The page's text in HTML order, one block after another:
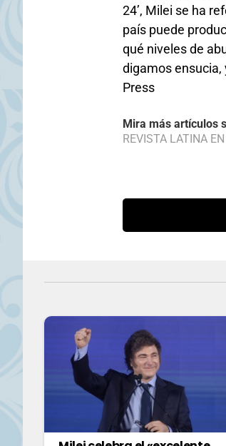
24’, Milei se ha
país puede
qué niveles de
digamos ensucia,
Press
Mira más artículos
REVISTA LATINA